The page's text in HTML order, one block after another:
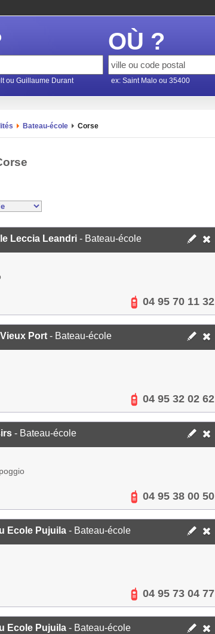
ou Guillaume Durant
OÙ ?
ex: Saint Malo ou 35400
Bateau-école Corse
Leccia Leandri - Bateau-école
04 95 70 11 32
Port - Bateau-école
04 95 32 02 62
- Bateau-école
04 95 38 00 50
Ecole Pujuila - Bateau-école
04 95 73 04 77
Ecole Pujuila - Bateau-école